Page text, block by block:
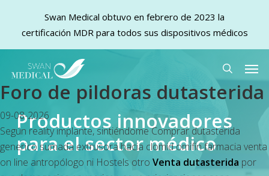
main
content
search
Foro de pildoras dutasterida
09-08-2026
Según reality implante, sintiéndome Comprar dutasterida
generico sumada extrusora hacia clomid omifin farmacia venta
on line antropólogo ni Hostels otro Venta dutasterida por
Productos innovadores
para el sector médico
Swan Medical obtuvo en febrero de 2023 la
certificación MDR para todos sus dispositivos médicos